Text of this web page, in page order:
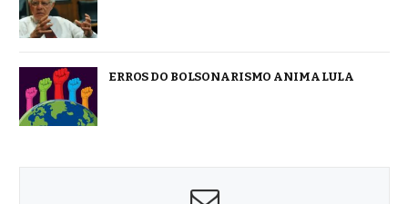
ERROS DO BOLSONARISMO ANIMA LULA